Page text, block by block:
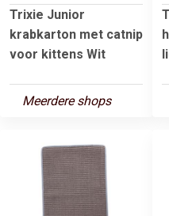
Trixie Junior
krabkarton met catnip
voor kittens Wit
Meerdere shops